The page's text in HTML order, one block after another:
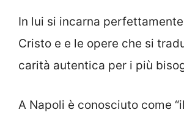
In lui si incarna
Cristo e e le opere che si
carità autentica per i più
A Napoli è conosciuto come